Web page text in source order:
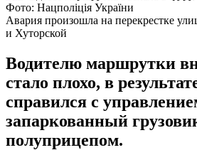
Фото: Нацполіція України
Авария произошла на перекрестке
и Хуторской
Водителю маршрутки
стало плохо, в
справился с
запаркованный
полуприцепом.